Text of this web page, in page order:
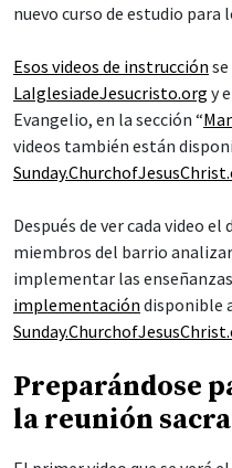
nuevo curso de estudio para
Esos videos de instrucción
LaIglesiadeJesucristo.org y
Evangelio, en la sección “
videos también están
Después de ver cada video
miembros del barrio
implementar las
implementación disponible
Preparándose
la reunión